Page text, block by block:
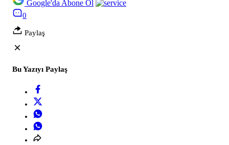
Google'da Abone Ol
0
Paylaş
Bu Yazıyı Paylaş